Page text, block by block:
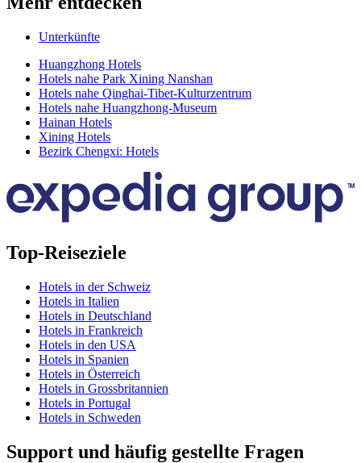
Unterkünfte
Huangzhong Hotels
Hotels nahe Park Xining Nanshan
Hotels nahe Qinghai-Tibet-Kulturzentrum
Hotels nahe Huangzhong-Museum
Hainan Hotels
Xining Hotels
Bezirk Chengxi: Hotels
Top-Reiseziele
Hotels in der Schweiz
Hotels in Italien
Hotels in Deutschland
Hotels in Frankreich
Hotels in den USA
Hotels in Spanien
Hotels in Österreich
Hotels in Grossbritannien
Hotels in Portugal
Hotels in Schweden
Support und häufig gestellte Fragen